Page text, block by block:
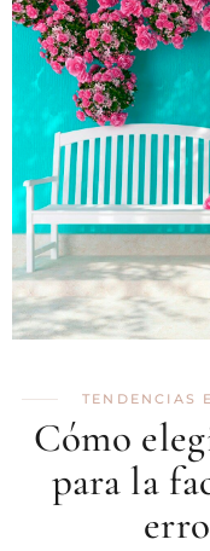
TENDENCIAS
Cómo
para la